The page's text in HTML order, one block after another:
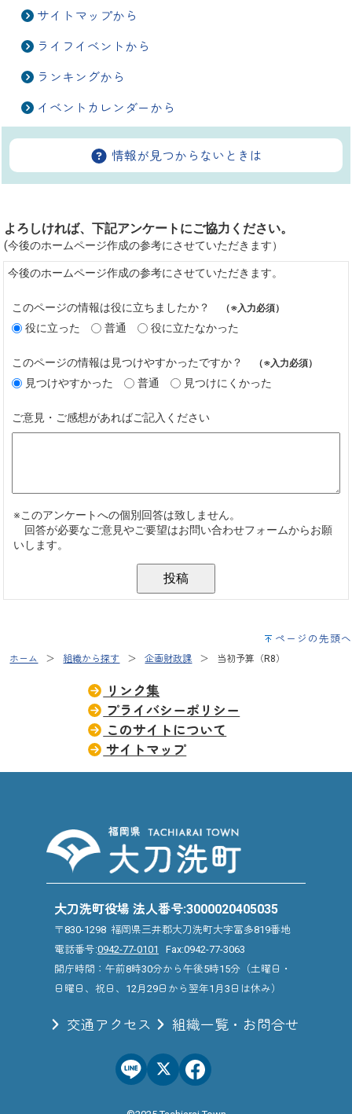
サイトマップから
ライフイベントから
ランキングから
イベントカレンダーから
情報が見つからないときは
ページの先頭へ
ホーム 組織から探す 企画財政課 当初予算（R8）
リンク集
プライバシーポリシー
このサイトについて
サイトマップ
大刀洗町役場 法人番号:3000020405035
〒830-1298 福岡県三井郡大刀洗町大字冨多819番地
電話番号:0942-77-0101
Fax:0942-77-3063
開庁時間：午前8時30分から午後5時15分（土曜日・
日曜日、祝日、12月29日から翌年1月3日は休み）
交通アクセス 組織一覧・お問合せ